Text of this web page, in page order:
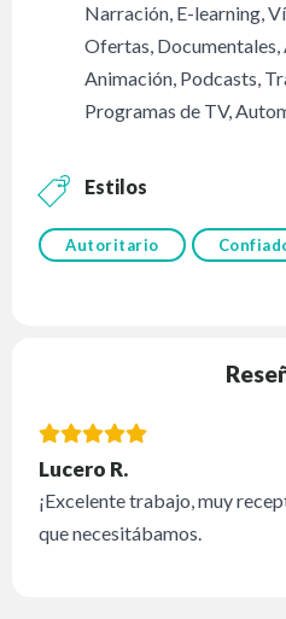
Narración, E-learning,
Ofertas, Documentales,
Animación, Podcasts,
Programas de TV,
Estilos
Autoritario
Lucero R.
¡Excelente trabajo, muy
que necesitábamos.